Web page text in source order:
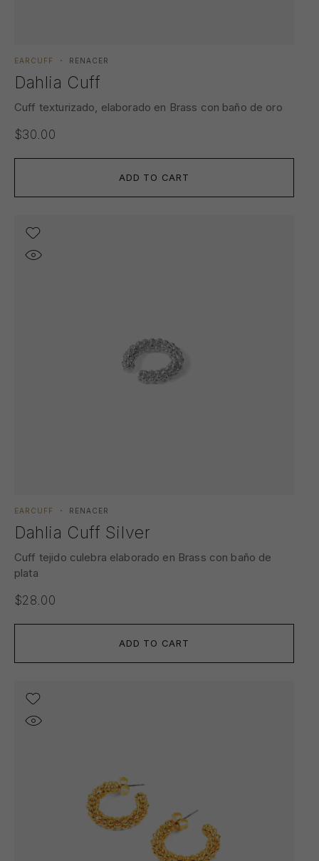
ADD TO CART
EARCUFF RENACER
Dahlia Cuff
Cuff texturizado, elaborado en Brass con baño de oro
$30.00
ADD TO CART
EARCUFF RENACER
Dahlia Cuff Silver
Cuff tejido culebra elaborado en Brass con baño de
plata
$28.00